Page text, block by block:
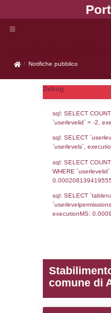
Notifiche
Notifiche
Debug
sql:
sql:
sql: